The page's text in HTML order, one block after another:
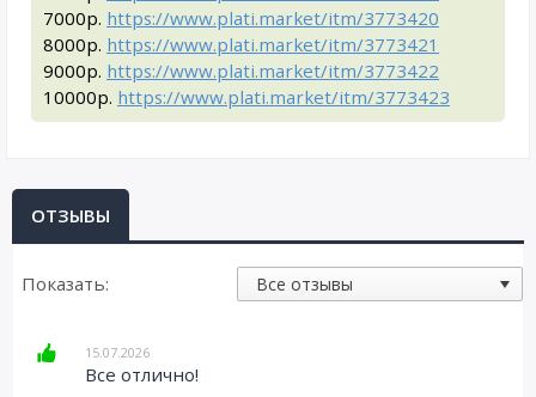
7000р. https://www.plati.market/itm/3773420
8000р. https://www.plati.market/itm/3773421
9000р. https://www.plati.market/itm/3773422
10000р. https://www.plati.market/itm/3773423
ОТЗЫВЫ
Показать:
15.07.2026
Все отлично!